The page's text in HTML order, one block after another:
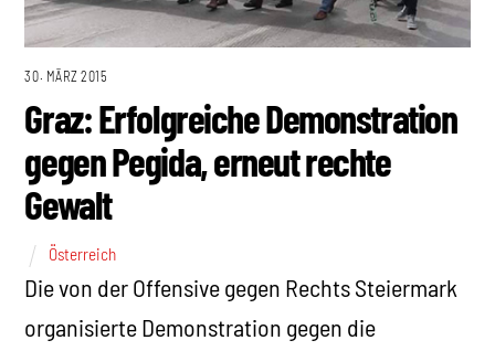
30. MÄRZ 2015
Graz: Erfolgreiche Demonstration
gegen Pegida, erneut rechte
Gewalt
Österreich
Die von der Offensive gegen Rechts Steiermark
organisierte Demonstration gegen die